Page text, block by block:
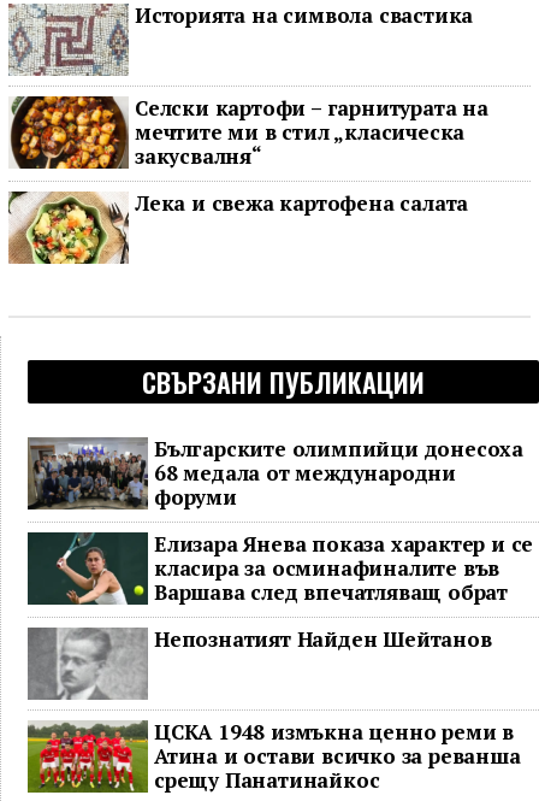
Историята на символа свастика
Селски картофи – гарнитурата на
мечтите ми в стил „класическа
закусвалня“
Лека и свежа картофена салата
СВЪРЗАНИ ПУБЛИКАЦИИ
Българските олимпийци донесоха
68 медала от международни
форуми
Елизара Янева показа характер и се
класира за осминафиналите във
Варшава след впечатляващ обрат
Непознатият Найден Шейтанов
ЦСКА 1948 измъкна ценно реми в
Атина и остави всичко за реванша
срещу Панатинайкос